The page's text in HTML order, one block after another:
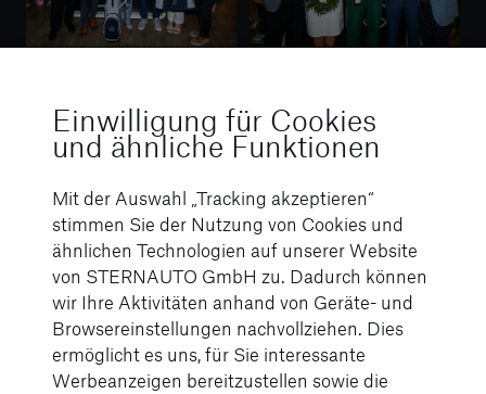
Über die
MercedesTrophy
Einwilligung für Cookies
und ähnliche Funktionen
Mit der Auswahl „Tracking akzeptieren“
stimmen Sie der Nutzung von Cookies und
ähnlichen Technologien auf unserer Website
von STERNAUTO GmbH zu. Dadurch können
wir Ihre Aktivitäten anhand von Geräte- und
Browsereinstellungen nachvollziehen. Dies
ermöglicht es uns, für Sie interessante
Werbeanzeigen bereitzustellen sowie die